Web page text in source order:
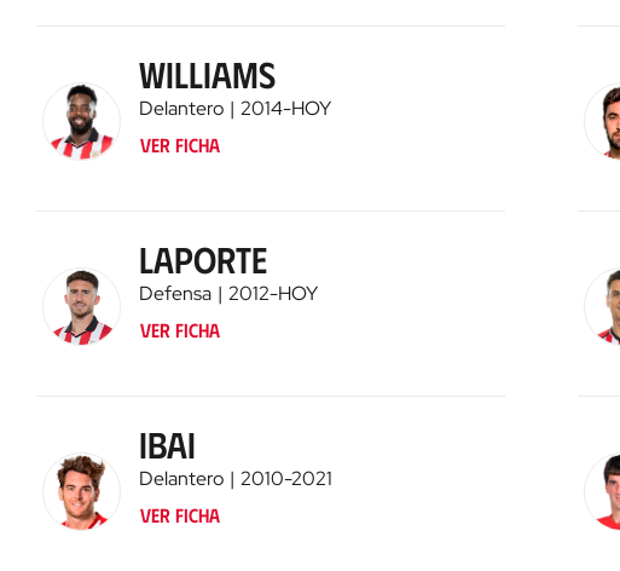
Williams
Delantero 2014-HOY
Ver ficha
Laporte
Defensa 2012-HOY
Ver ficha
Ibai
Delantero 2010-2021
Ver ficha